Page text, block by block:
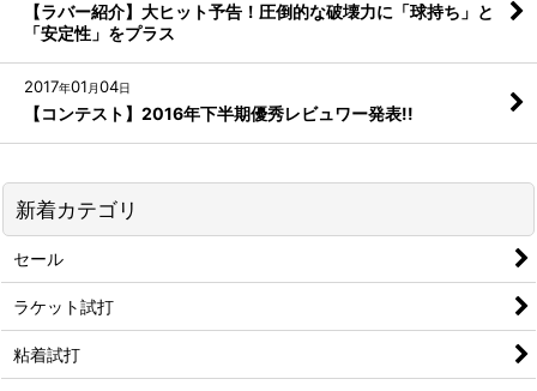
【ラバー紹介】大ヒット予告！圧倒的な破壊力に「球持ち」と
「安定性」をプラス
2017年01 月04日
【コンテスト】2016年下半期優秀レビュワー発表!!
新着カテゴリ
セール
ラケット試打
粘着試打